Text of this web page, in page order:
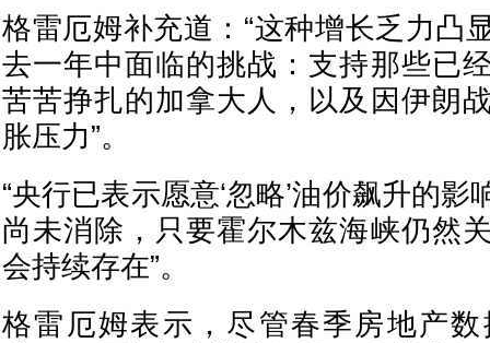
格雷厄姆补充道：“这种增长乏力凸
去一年中面临的挑战：支持那些已
苦苦挣扎的加拿大人，以及因伊朗
胀压力”。
“央行已表示愿意‘忽略’油价飙升的
尚未消除，只要霍尔木兹海峡仍然
会持续存在”。
格雷厄姆表示，尽管春季房地产